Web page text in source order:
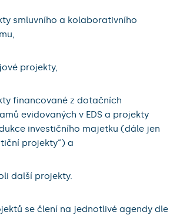
smluvního a kolaborativního
projekty,
financované z dotačních
evidovaných v EDS a projekty
investičního majetku (dále jen
projekty“) a
další projekty.
se člení na jednotlivé agendy dle